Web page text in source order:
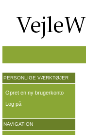
PERSONLIGE VÆRKTØJER
Opret en ny brugerkonto
Log på
NAVIGATION